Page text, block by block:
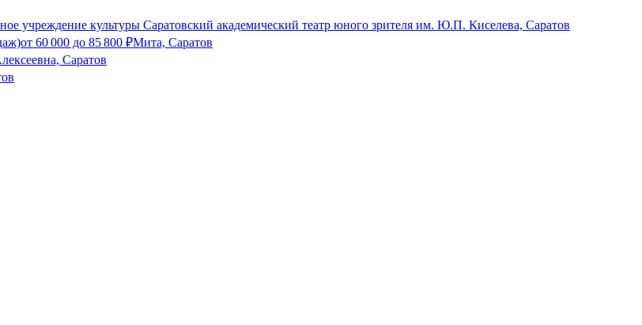
учреждение культуры Саратовский академический театр юного зрителя им. Ю.П. Киселева, Саратов
от 60 000 до 85 800 ₽Мита, Саратов
Саратов